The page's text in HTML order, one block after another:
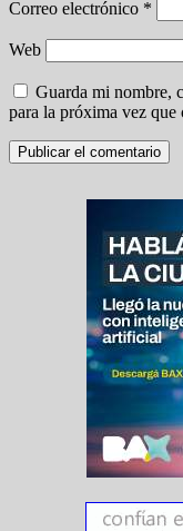
Correo electrónico *
Web
Guarda mi nombre,
para la próxima vez que